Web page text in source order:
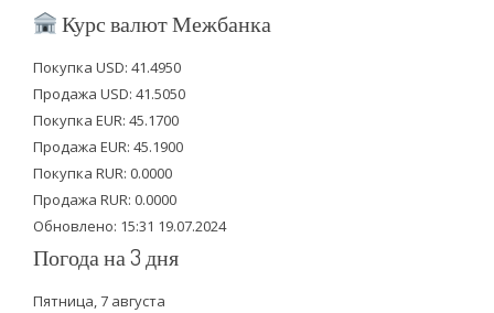
i
t
e
r
c
b
o
o
k
u
u
b
e
Курс валют Межбанка
Покупка USD: 41.4950
Продажа USD: 41.5050
Покупка EUR: 45.1700
Продажа EUR: 45.1900
Покупка RUR: 0.0000
Продажа RUR: 0.0000
Обновлено: 15:31 19.07.2024
Погода на 3 дня
Пятница, 7 августа